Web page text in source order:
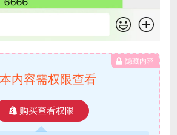
隐藏内容
本内容需权限查看
购买查看权限